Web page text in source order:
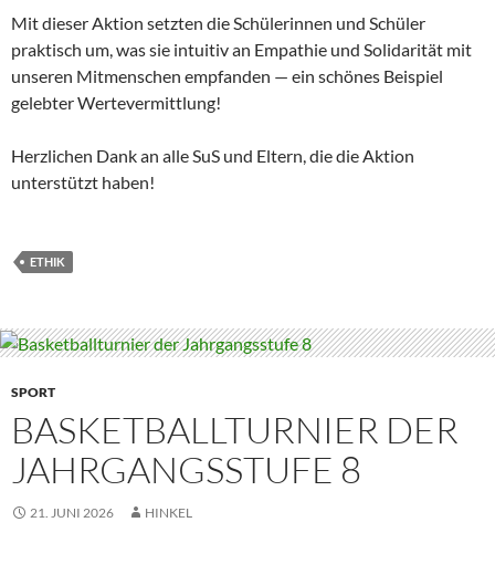
Mit dieser Aktion setzten die Schülerinnen und Schüler
praktisch um, was sie intuitiv an Empathie und Solidarität mit
unseren Mitmenschen empfanden — ein schönes Beispiel
gelebter Wertevermittlung!
Herzlichen Dank an alle SuS und Eltern, die die Aktion
unterstützt haben!
ETHIK
SPORT
BASKETBALLTURNIER DER
JAHRGANGSSTUFE 8
21. JUNI 2026 HINKEL